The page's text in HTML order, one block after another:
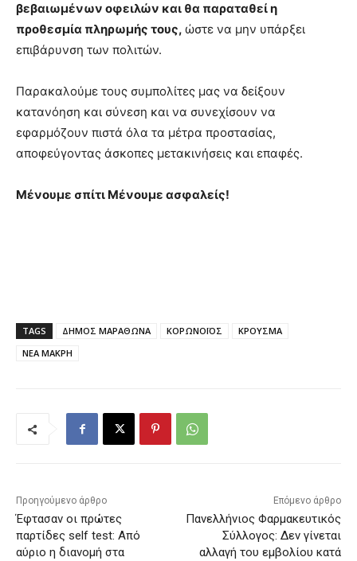
βεβαιωμένων οφειλών και θα παραταθεί η
προθεσμία πληρωμής τους, ώστε να μην υπάρξει
επιβάρυνση των πολιτών.
Παρακαλούμε τους συμπολίτες μας να δείξουν
κατανόηση και σύνεση και να συνεχίσουν να
εφαρμόζουν πιστά όλα τα μέτρα προστασίας,
αποφεύγοντας άσκοπες μετακινήσεις και επαφές.
Μένουμε σπίτι Μένουμε ασφαλείς!
TAGS ΔΗΜΟΣ ΜΑΡΑΘΩΝΑ ΚΟΡΩΝΟΪΟΣ
ΚΡΟΥΣΜΑ
ΝΕΑ ΜΑΚΡΗ
Προηγούμενο άρθρο
Έφτασαν οι πρώτες
παρτίδες self test: Από
αύριο η διανομή στα
Επόμενο άρθρο
Πανελλήνιος Φαρμακευτικός
Σύλλογος: Δεν γίνεται
αλλαγή του εμβολίου κατά